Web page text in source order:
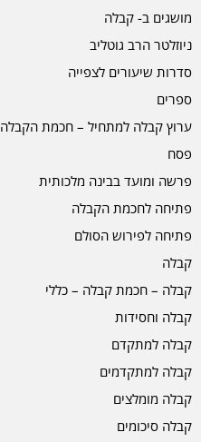
מושגים ב- קבלה
ניוזלטר הרב גוטליב
סדרות שיעורים לצפייה
ספרים
ערוץ קבלה למתחיל – חכמת הקבלה
פסח
פרשה ומועד בבינה מלכותית
פתיחה לחכמת הקבלה
פתיחה לפירוש הסולם
קבלה
קבלה – חכמת קבלה – כללי
קבלה וחסידות
קבלה למתקדם
קבלה למתקדמים
קבלה מומלצים
קבלה סיכומים